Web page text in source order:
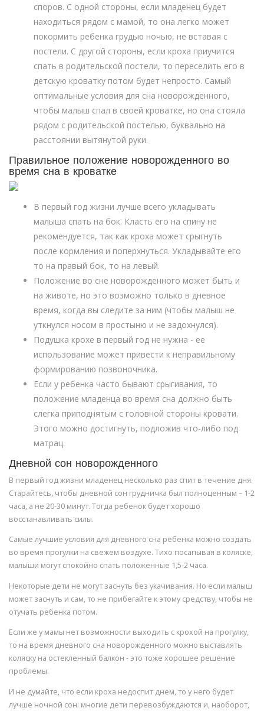
споров. С одной стороны, если младенец будет
находиться рядом с мамой, то она легко может
покормить ребенка грудью ночью, не вставая с
постели. С другой стороны, если кроха приучится
спать в родительской постели, то переселить его в
детскую кроватку потом будет непросто. Самый
оптимальные условия для сна новорожденного,
чтобы малыш спал в своей кроватке, но она стояла
рядом с родительской постелью, буквально на
расстоянии вытянутой руки.
Правильное положение новорожденного во
время сна в кроватке
В первый год жизни лучше всего укладывать
малыша спать на бок. Класть его на спину не
рекомендуется, так как кроха может срыгнуть
после кормления и поперхнуться. Укладывайте его
то на правый бок, то на левый.
Положение во сне новорожденного может быть и
на животе, но это возможно только в дневное
время, когда вы следите за ним (чтобы малыш не
уткнулся носом в простыню и не задохнулся).
Подушка крохе в первый год не нужна - ее
использование может привести к неправильному
формированию позвоночника.
Если у ребенка часто бывают срыгивания, то
положение младенца во время сна должно быть
слегка приподнятым с головной стороны кровати.
Этого можно достигнуть, подложив что-либо под
матрац.
Дневной сон новорожденного
В первый год жизни младенец несколько раз спит в течение дня.
Старайтесь, чтобы дневной сон грудничка был полноценным – 1-2
часа, а не 20-30 минут. Тогда ребенок будет хорошо
восстанавливать силы.
Самые лучшие условия для дневного сна ребенка можно создать
во время прогулки на свежем воздухе. Тихо посапывая в коляске,
малыши могут спокойно спать положенные 1,5-2 часа.
Некоторые дети не могут заснуть без укачивания. Но если малыш
может заснуть и сам, то не прибегайте к этому средству, чтобы не
отучать ребенка потом.
Если же у мамы нет возможности выходить с крохой на прогулку,
то на время дневного сна новорожденного можно выставлять
коляску на остекленный балкон - это тоже хорошее решение
проблемы.
И не думайте, что если кроха недоспит днем, то у него будет
лучше ночной сон: многие дети перевозбуждаются и, наоборот,